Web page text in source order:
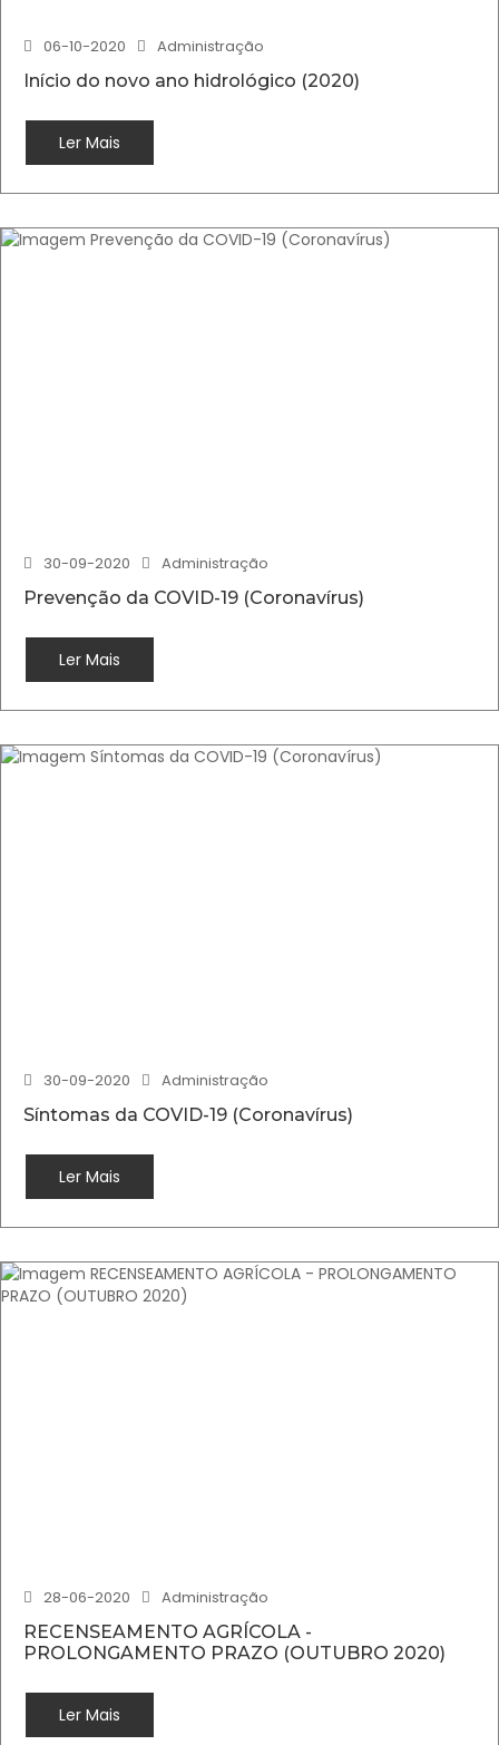
06-10-2020
Administração
Início do novo ano hidrológico (2020)
Ler Mais
30-09-2020
Administração
Prevenção da COVID-19 (Coronavírus)
Ler Mais
30-09-2020
Administração
Síntomas da COVID-19 (Coronavírus)
Ler Mais
28-06-2020
Administração
RECENSEAMENTO AGRÍCOLA -
PROLONGAMENTO PRAZO (OUTUBRO 2020)
Ler Mais